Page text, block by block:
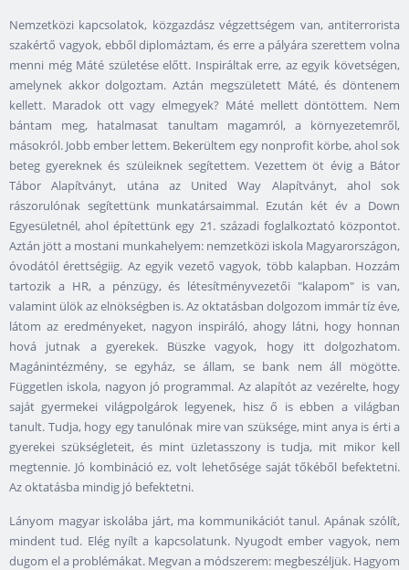
Nemzetközi kapcsolatok, közgazdász végzettségem van, antiterrorista
szakértő vagyok, ebből diplomáztam, és erre a pályára szerettem volna
menni még Máté születése előtt. Inspiráltak erre, az egyik követségen,
amelynek akkor dolgoztam. Aztán megszületett Máté, és döntenem
kellett. Maradok ott vagy elmegyek? Máté mellett döntöttem. Nem
bántam meg, hatalmasat tanultam magamról, a környezetemről,
másokról. Jobb ember lettem. Bekerültem egy nonprofit körbe, ahol sok
beteg gyereknek és szüleiknek segítettem. Vezettem öt évig a Bátor
Tábor Alapítványt, utána az United Way Alapítványt, ahol sok
rászorulónak segítettünk munkatársaimmal. Ezután két év a Down
Egyesületnél, ahol építettünk egy 21. századi foglalkoztató központot.
Aztán jött a mostani munkahelyem: nemzetközi iskola Magyarországon,
óvodától érettségiig. Az egyik vezető vagyok, több kalapban. Hozzám
tartozik a HR, a pénzügy, és létesítményvezetői "kalapom" is van,
valamint ülök az elnökségben is. Az oktatásban dolgozom immár tíz éve,
látom az eredményeket, nagyon inspiráló, ahogy látni, hogy honnan
hová jutnak a gyerekek. Büszke vagyok, hogy itt dolgozhatom.
Magánintézmény, se egyház, se állam, se bank nem áll mögötte.
Független iskola, nagyon jó programmal. Az alapítót az vezérelte, hogy
saját gyermekei világpolgárok legyenek, hisz ő is ebben a világban
tanult. Tudja, hogy egy tanulónak mire van szüksége, mint anya is érti a
gyerekei szükségleteit, és mint üzletasszony is tudja, mit mikor kell
megtennie. Jó kombináció ez, volt lehetősége saját tőkéből befektetni.
Az oktatásba mindig jó befektetni.
Lányom magyar iskolába járt, ma kommunikációt tanul. Apának szólít,
mindent tud. Elég nyílt a kapcsolatunk. Nyugodt ember vagyok, nem
dugom el a problémákat. Megvan a módszerem: megbeszéljük. Hagyom